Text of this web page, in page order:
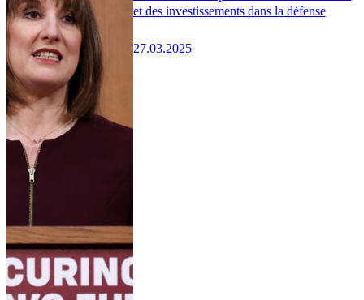
et des investissements dans la défense
27.03.2025